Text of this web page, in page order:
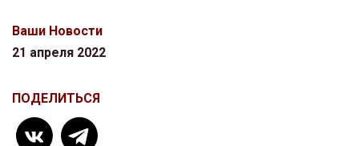
Ваши Новости
21 апреля 2022
ПОДЕЛИТЬСЯ